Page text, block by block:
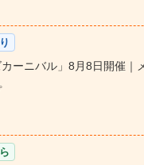
ーニバル」8月8日開催｜